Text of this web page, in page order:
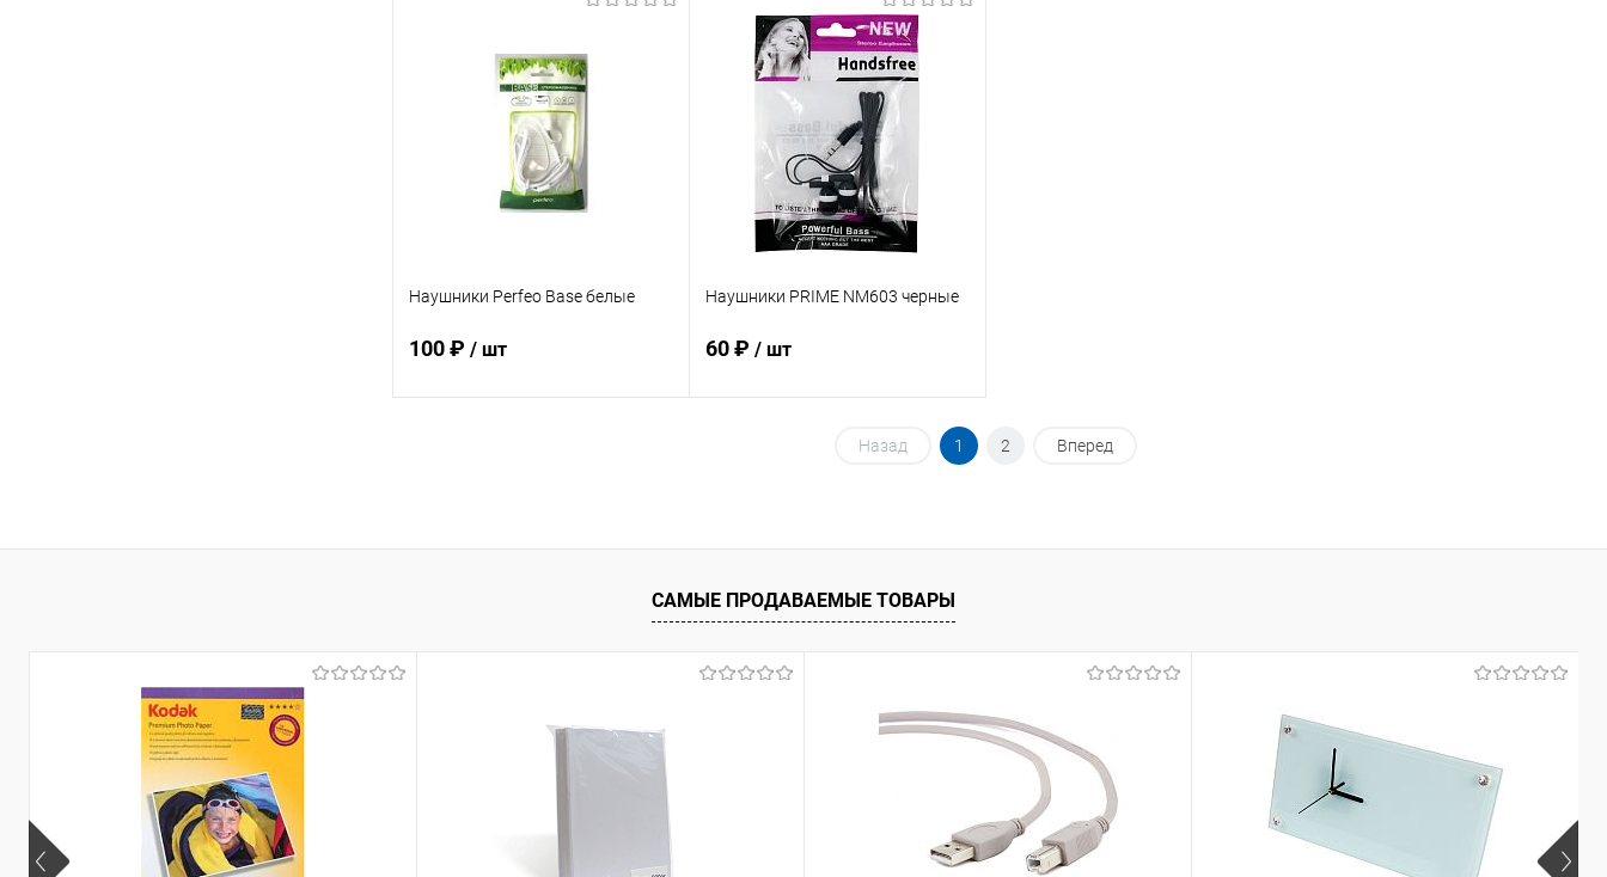
Купить в 1 клик К сравнению
В избранное В наличии
В корзину
Купить в 1 клик К сравнению
В избранное В наличии
Наушники Perfeo Base белые
100 ₽ / шт
В избранное В наличии
Наушники PRIME NM603 черные
60 ₽ / шт
В корзину
В избранное В наличии
Назад 1 2 Вперед
САМЫЕ ПРОДАВАЕМЫЕ ТОВАРЫ